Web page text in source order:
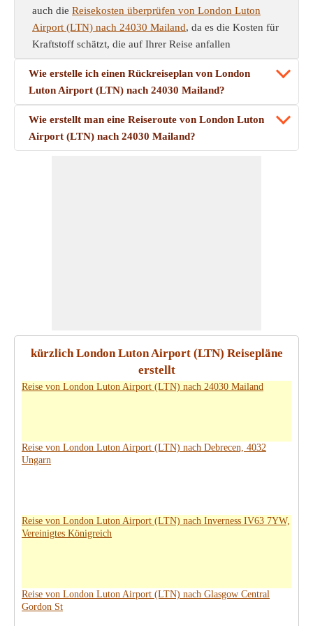
auch die Reisekosten überprüfen von London Luton
Airport (LTN) nach 24030 Mailand, da es die Kosten für
Kraftstoff schätzt, die auf Ihrer Reise anfallen
Wie erstelle ich einen Rückreiseplan von London
Luton Airport (LTN) nach 24030 Mailand?
Wie erstellt man eine Reiseroute von London Luton
Airport (LTN) nach 24030 Mailand?
kürzlich London Luton Airport (LTN) Reisepläne
erstellt
Reise von London Luton Airport (LTN) nach 24030 Mailand
Reise von London Luton Airport (LTN) nach Debrecen, 4032
Ungarn
Reise von London Luton Airport (LTN) nach Inverness IV63 7YW,
Vereinigtes Königreich
Reise von London Luton Airport (LTN) nach Glasgow Central
Gordon St